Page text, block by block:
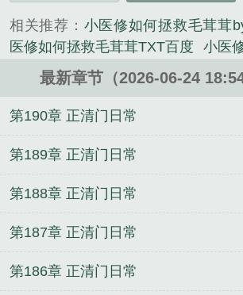
就能让病人出院，小意思于是，他
腿，一瘸一拐去医疗星报道，然
中，一屋子的小动物时，他不免陷
么还有植物？不过，看着一屋子
身的毛发都被烧成炭的小兔子，想
死的契约兽，不由眼圈红红地说道：
好你的。”-帝国医疗星上，居住的
域，对帝国做出了杰出贡献的重要
国给予了他们优渥的医疗条件，也
相关推荐： 小医修如何拯救毛茸茸
医修如何拯救毛茸茸TXT百度
小医
TXT免费读 小医修如何拯救毛茸茸
如何拯救毛茸茸全文免费阅读
小
茸全文阅读 小医修如何拯救毛茸茸
梅子酒
小医修如何拯救毛茸茸笔趣阁
酒txt 小医修如何拯救毛茸茸TXT
修如何拯救毛茸茸 txt
看同人
珠玉在侧小说
颓丧家里蹲
相连了
浮生by霍泽霍水儿全文免费
最新章节（2026-06-24
第190章 正清门日常
第189章 正清门日常
第188章 正清门日常
第187章 正清门日常
第186章 正清门日常